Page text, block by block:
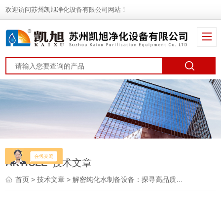
欢迎访问苏州凯旭净化设备有限公司网站！
ARTICLE 技术文章
首页 >技术文章 > 解密纯化水制备设备：探寻高品质水源的幕后工匠